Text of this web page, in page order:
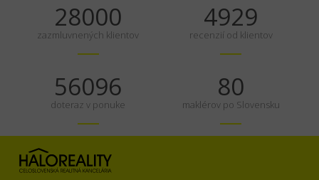
35000
zazmluvnených klientov
6161
recenzií od klientov
70120
doteraz v ponuke
100
maklérov po Slovensku